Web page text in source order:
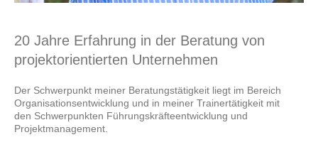
20 Jahre Erfahrung in der Beratung von
projektorientierten Unternehmen
Der Schwerpunkt meiner Beratungstätigkeit liegt im Bereich
Organisationsentwicklung und in meiner Trainertätigkeit mit
den Schwerpunkten Führungskräfteentwicklung und
Projektmanagement.